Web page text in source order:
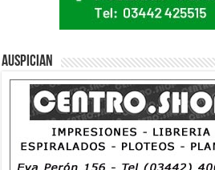
Auspician